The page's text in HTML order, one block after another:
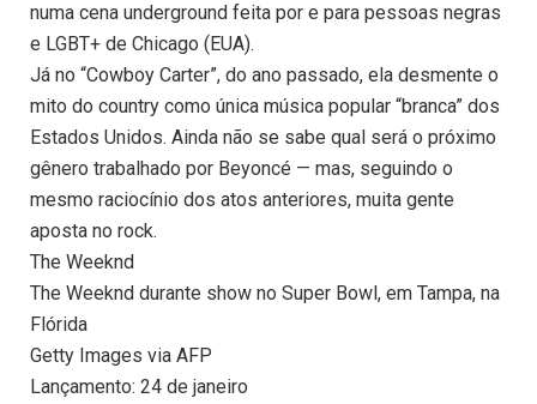
numa cena underground feita por e para pessoas negras
e LGBT+ de Chicago (EUA).
Já no “Cowboy Carter”, do ano passado, ela desmente o
mito do country como única música popular “branca” dos
Estados Unidos. Ainda não se sabe qual será o próximo
gênero trabalhado por Beyoncé — mas, seguindo o
mesmo raciocínio dos atos anteriores, muita gente
aposta no rock.
The Weeknd
The Weeknd durante show no Super Bowl, em Tampa, na
Flórida
Getty Images via AFP
Lançamento: 24 de janeiro